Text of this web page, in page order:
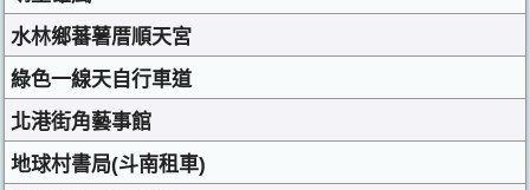
水林鄉蕃薯厝順天宮
綠色一線天自行車道
北港街角藝事館
地球村書局(斗南租車)